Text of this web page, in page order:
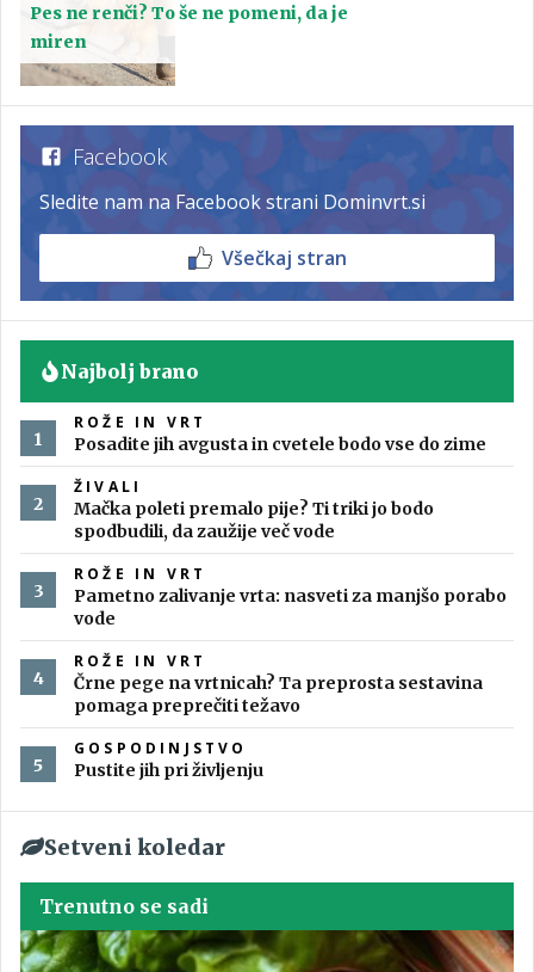
Pes ne renči? To še ne pomeni, da je
miren
Facebook
Sledite nam na Facebook strani Dominvrt.si
Všečkaj stran
Najbolj brano
ROŽE IN VRT
Posadite jih avgusta in cvetele bodo vse do zime
ŽIVALI
Mačka poleti premalo pije? Ti triki jo bodo
spodbudili, da zaužije več vode
ROŽE IN VRT
Pametno zalivanje vrta: nasveti za manjšo porabo
vode
ROŽE IN VRT
Črne pege na vrtnicah? Ta preprosta sestavina
pomaga preprečiti težavo
GOSPODINJSTVO
Pustite jih pri življenju
Setveni koledar
Trenutno se sadi